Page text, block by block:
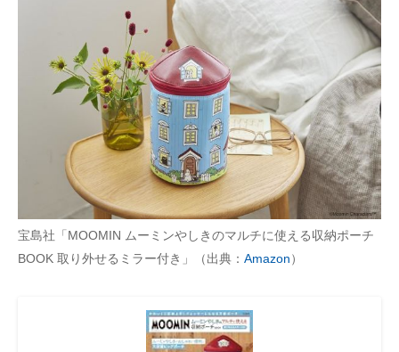
宝島社「MOOMIN ムーミンやしきのマルチに使える収納ポーチ
BOOK 取り外せるミラー付き」（出典： Amazon）